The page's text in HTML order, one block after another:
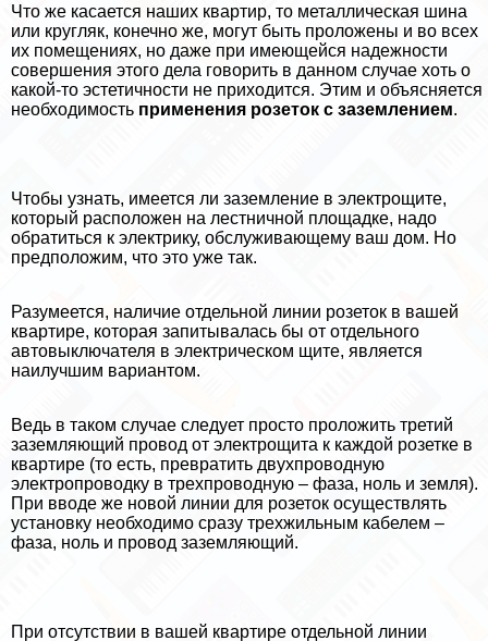
Что же касается наших квартир, то металлическая шина
или кругляк, конечно же, могут быть проложены и во всех
их помещениях, но даже при имеющейся надежности
совершения этого дела говорить в данном случае хоть о
какой-то эстетичности не приходится. Этим и объясняется
необходимость применения розеток с заземлением.
Чтобы узнать, имеется ли заземление в электрощите,
который расположен на лестничной площадке, надо
обратиться к электрику, обслуживающему ваш дом. Но
предположим, что это уже так.
Разумеется, наличие отдельной линии розеток в вашей
квартире, которая запитывалась бы от отдельного
автовыключателя в электрическом щите, является
наилучшим вариантом.
Ведь в таком случае следует просто проложить третий
заземляющий провод от электрощита к каждой розетке в
квартире (то есть, превратить двухпроводную
электропроводку в трехпроводную – фаза, ноль и земля).
При вводе же новой линии для розеток осуществлять
установку необходимо сразу трехжильным кабелем –
фаза, ноль и провод заземляющий.
При отсутствии в вашей квартире отдельной линии